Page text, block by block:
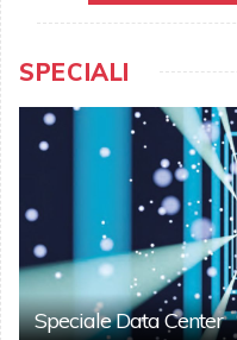
SPECIALI
Speciale Data Center